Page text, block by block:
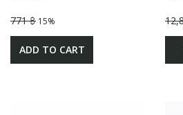
771 ฿ 15%
ADD TO CART